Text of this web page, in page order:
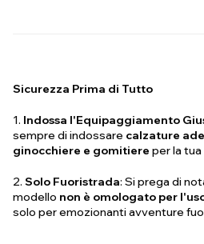
Sicurezza Prima di Tutto
1. Indossa l'Equipaggiamento
sempre di indossare calzature
ginocchiere e gomitiere per la
2. Solo Fuoristrada: Si prega di
modello non è omologato per
solo per emozionanti avventure